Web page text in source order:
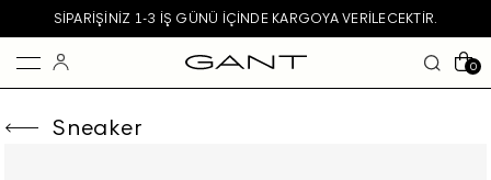
SIPARIŞINIZ 1-3 IŞ GÜNÜ IÇINDE KARGOYA VERILECEKTIR.
0
Sneaker